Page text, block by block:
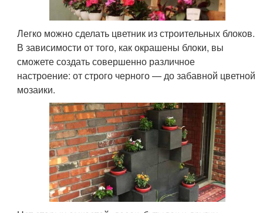
Легко можно сделать цветник из строительных блоков.
В зависимости от того, как окрашены блоки, вы
сможете создать совершенно различное
настроение: от строго черного — до забавной цветной
мозаики.